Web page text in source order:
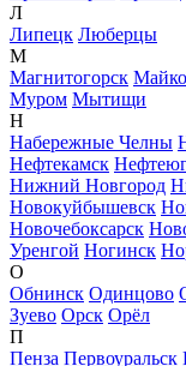
Л
Липецк Люберцы
М
Магнитогорск
Муром Мытищи
Н
Набережные Челны
Нефтекамск
Нижний Новгород
Новокуйбышевск
Новочебоксарск
Уренгой Ногинск
О
Обнинск Одинцово
Зуево Орск Орёл
П
Пенза Первоуральск